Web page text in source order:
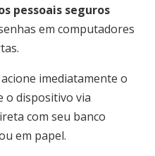
pessoais seguros
em computadores
imediatamente o
o dispositivo via
com seu banco
em papel.